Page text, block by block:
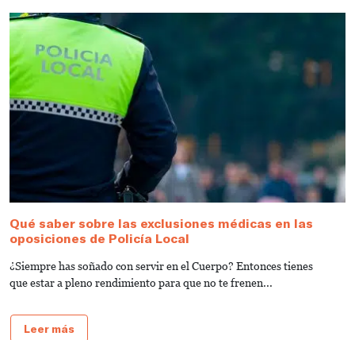
Qué saber sobre las exclusiones médicas en las
oposiciones de Policía Local
¿Siempre has soñado con servir en el Cuerpo? Entonces tienes
que estar a pleno rendimiento para que no te frenen...
Leer más